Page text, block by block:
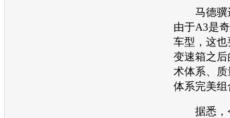
马德骥
由于A3是
车型，这
变速箱之
术体系、
体系完美
据悉，